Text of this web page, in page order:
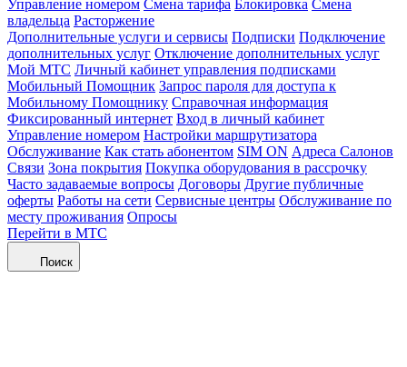
Управление номером Смена тарифа Блокировка Смена
владельца Расторжение
Дополнительные услуги и сервисы Подписки Подключение
дополнительных услуг Отключение дополнительных услуг
Мой МТС Личный кабинет управления подписками
Мобильный Помощник Запрос пароля для доступа к
Мобильному Помощнику Справочная информация
Фиксированный интернет Вход в личный кабинет
Управление номером Настройки маршрутизатора
Обслуживание Как стать абонентом SIM ON Адреса Салонов
Связи Зона покрытия Покупка оборудования в рассрочку
Часто задаваемые вопросы Договоры Другие публичные
оферты Работы на сети Сервисные центры Обслуживание по
месту проживания Опросы
Перейти в МТС
Поиск